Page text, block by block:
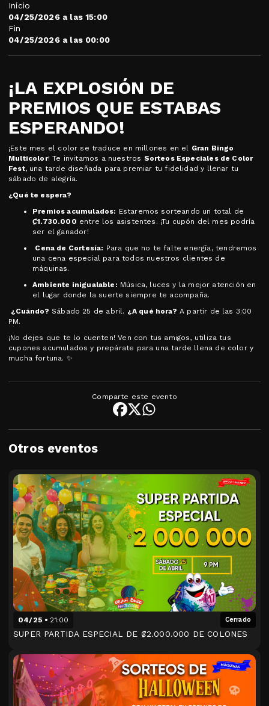
Início
04/25/2026 a las 15:00
Fin
04/25/2026 a las 00:00
¡LA EXPLOSIÓN DE
PREMIOS QUE ESTABAS
ESPERANDO!
¡Este mes el color se traduce en millones en el Gran Bingo
Multicolor! Te invitamos a nuestros Sorteos Especiales de Color
Fest, una tarde diseñada para premiar tu fidelidad y llenar tu
sábado de alegría.
¿Qué te espera?
Premios acumulados: Estaremos sorteando un total de
₡1.730.000 entre los asistentes. ¡Tu cupón del mes podría
ser el ganador!
Cena de Cortesía: Para que no te falte energía, tendremos
una cena especial para todos nuestros clientes de
máquinas.
Ambiente inigualable: Música, luces y la mejor atención en
el lugar donde la suerte siempre te acompaña.
¿Cuándo? Sábado 25 de abril. ¿A qué hora? A partir de las 3:00
PM.
¡No dejes que te lo cuenten! Ven con tus amigos, utiliza tus
cupones acumulados y prepárate para una tarde llena de color y
mucha fortuna. ✨
Otros eventos
04/25 21:00 Cerrado
SUPER PARTIDA ESPECIAL DE ₡2.000.000 DE COLONES
Comparte este evento